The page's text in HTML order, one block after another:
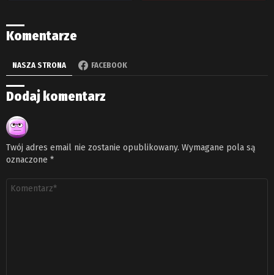
Komentarze
NASZA STRONA FACEBOOK
Dodaj komentarz
Twój adres email nie zostanie opublikowany. Wymagane pola są
oznaczone *
Komentarz